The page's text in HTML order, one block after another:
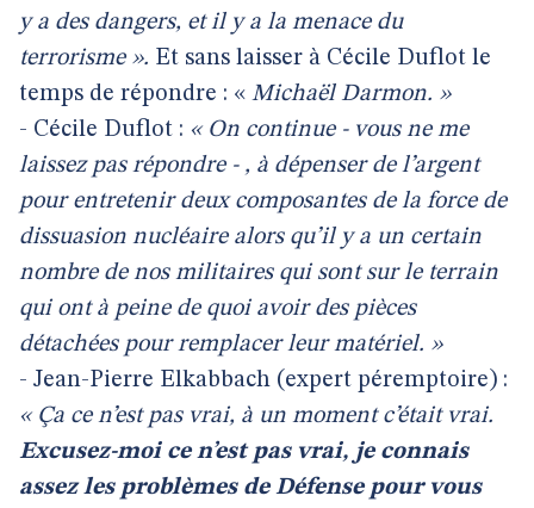
y a des dangers, et il y a la menace du
terrorisme ». Et sans laisser à Cécile Duflot le
temps de répondre : « Michaël Darmon. »
- Cécile Duflot : « On continue - vous ne me
laissez pas répondre - , à dépenser de l’argent
pour entretenir deux composantes de la force de
dissuasion nucléaire alors qu’il y a un certain
nombre de nos militaires qui sont sur le terrain
qui ont à peine de quoi avoir des pièces
détachées pour remplacer leur matériel. »
- Jean-Pierre Elkabbach (expert péremptoire) :
« Ça ce n’est pas vrai, à un moment c’était vrai.
Excusez-moi ce n’est pas vrai, je connais
assez les problèmes de Défense pour vous